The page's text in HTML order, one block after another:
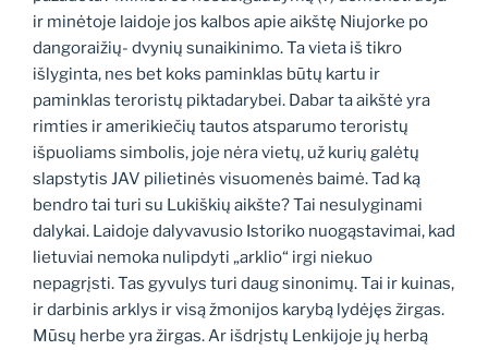
ir minėtoje laidoje jos kalbos apie aikštę Niujorke po
dangoraižių- dvynių sunaikinimo. Ta vieta iš tikro
išlyginta, nes bet koks paminklas būtų kartu ir
paminklas teroristų piktadarybei. Dabar ta aikštė yra
rimties ir amerikiečių tautos atsparumo teroristų
išpuoliams simbolis, joje nėra vietų, už kurių galėtų
slapstytis JAV pilietinės visuomenės baimė. Tad ką
bendro tai turi su Lukiškių aikšte? Tai nesulyginami
dalykai. Laidoje dalyvavusio Istoriko nuogąstavimai, kad
lietuviai nemoka nulipdyti „arklio“ irgi niekuo
nepagrįsti. Tas gyvulys turi daug sinonimų. Tai ir kuinas,
ir darbinis arklys ir visą žmonijos karybą lydėjęs žirgas.
Mūsų herbe yra žirgas. Ar išdrįstų Lenkijoje jų herbą